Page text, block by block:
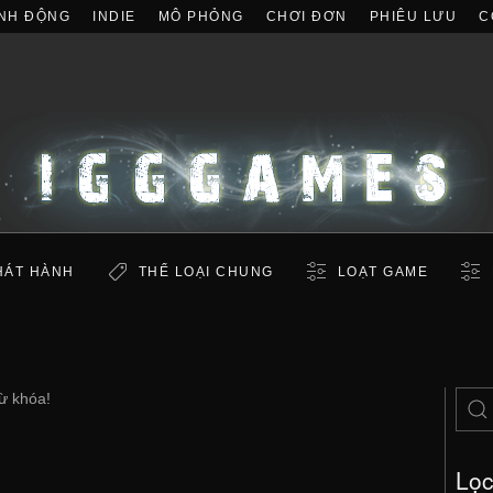
ĐỘNG INDIE MÔ PHỎNG CHƠI ĐƠN PHIÊU LƯU
HÀNH THỂ LOẠI CHUNG LOẠT GAME
khóa!